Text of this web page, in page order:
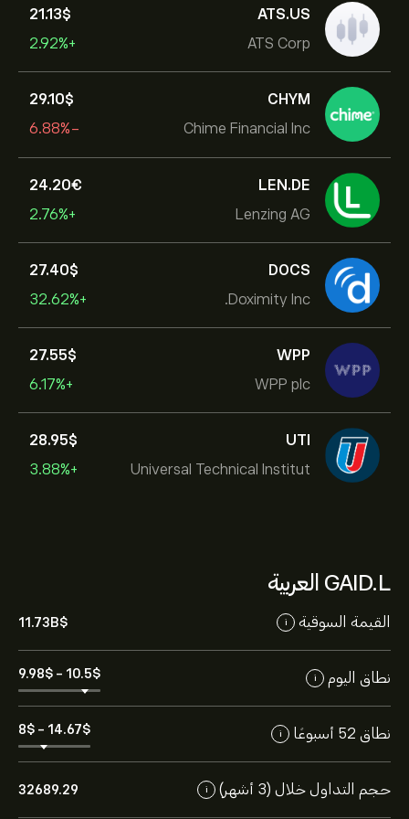
ATS.US
ATS Corp
21.13‎$‎
+2.92%
CHYM
Chime Financial Inc
29.10‎$‎
-6.88%
LEN.DE
Lenzing AG
24.20‎€‎
+2.76%
DOCS
Doximity Inc.
27.40‎$‎
+32.62%
WPP
WPP plc
27.55‎$‎
+6.17%
UTI
Universal Technical Institut
28.95‎$‎
+3.88%
GAID.L العربية
القيمة السوقية i
11.73B‎$‎
نطاق اليوم i
9.98‎$‎ - 10.5‎$‎
نطاق 52 أسبوعًا i
8‎$‎ - 14.67‎$‎
حجم التداول خلال (3 أشهر) i
32689.29